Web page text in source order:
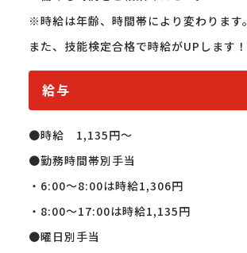
※時給は年齢、時間帯により変わります。
給与
●時給　1,135円〜
●勤務時間帯別手当
・6:00〜8:00は時給1,306円
・8:00〜17:00は時給1,135円
●曜日別手当